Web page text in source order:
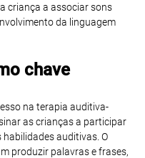
criança a associar sons
da linguagem
chave
na terapia auditiva-
as crianças a participar
auditivas. O
produzir palavras e frases,